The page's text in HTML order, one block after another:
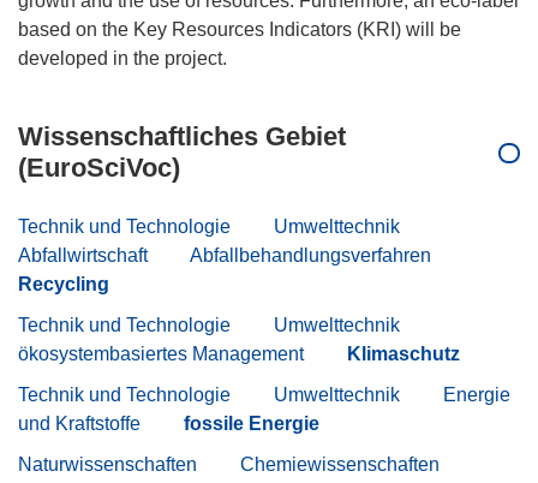
based on the Key Resources Indicators (KRI) will be
Wissenschaftliches Gebiet
(EuroSciVoc)
Technik und Technologie
Umwelttechnik
Abfallwirtschaft
Abfallbehandlungsverfahren
Recycling
Technik und Technologie
Umwelttechnik
ökosystembasiertes Management
Klimaschutz
Technik und Technologie
Umwelttechnik
Energie
und Kraftstoffe
fossile Energie
Naturwissenschaften
Chemiewissenschaften